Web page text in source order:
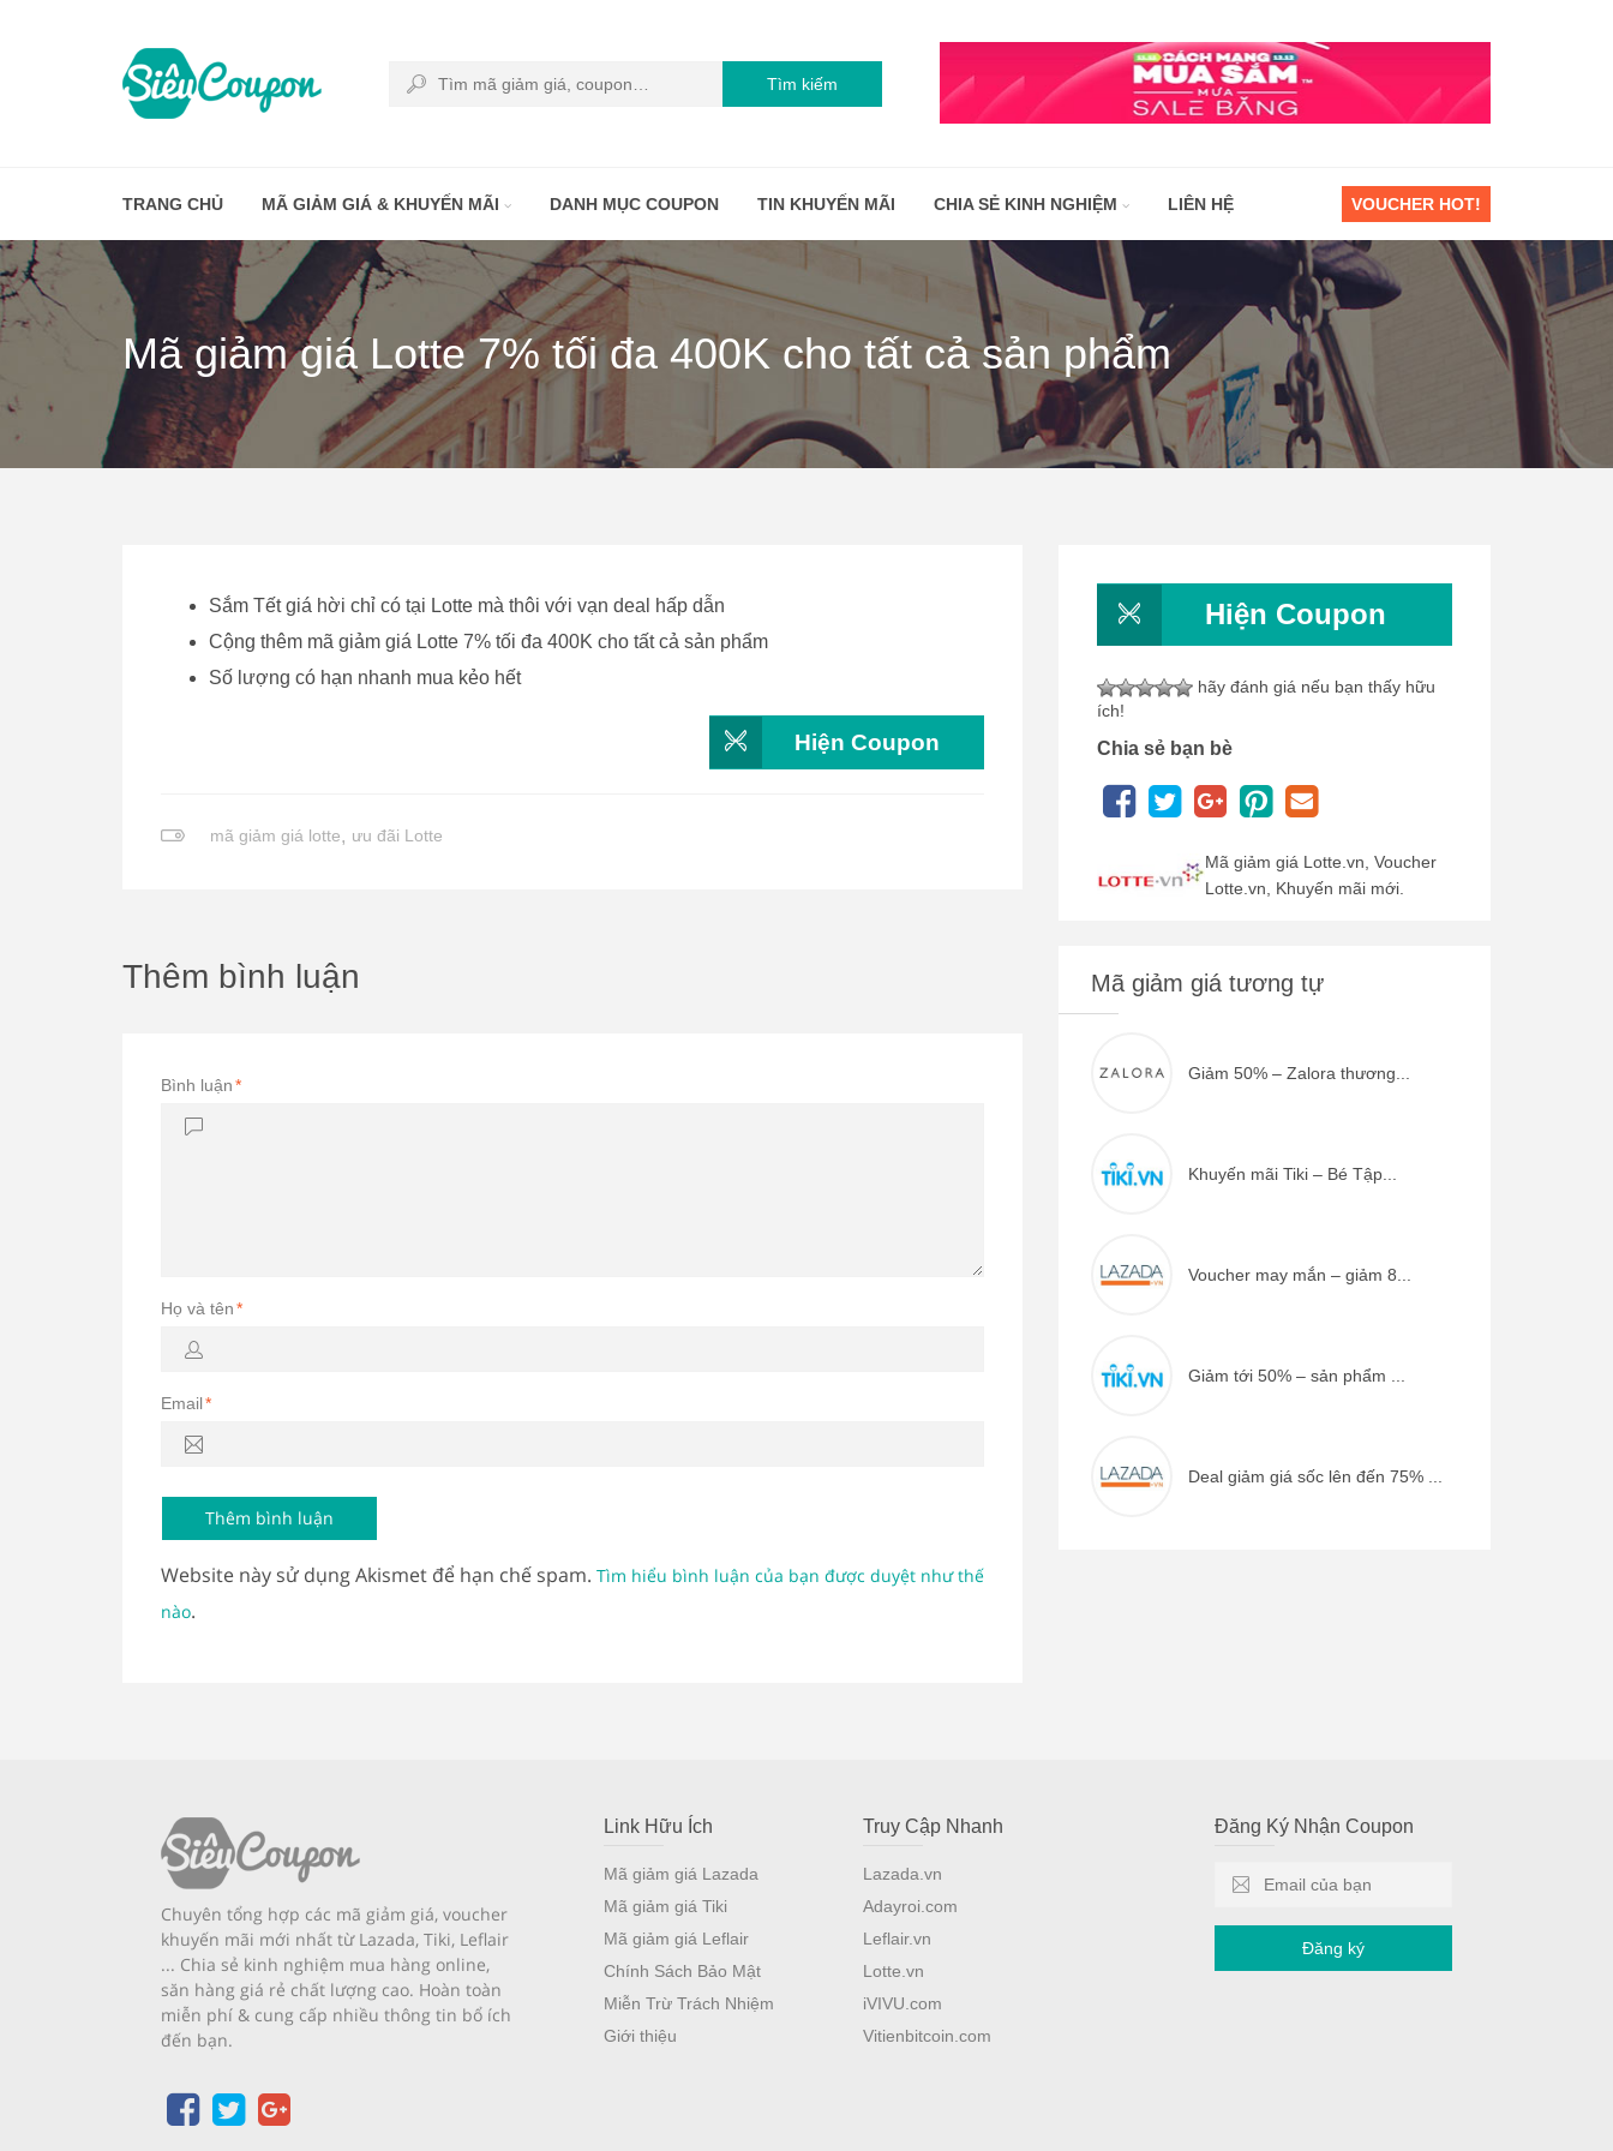
Tìm kiếm
TRANG CHỦ MÃ GIẢM GIÁ & KHUYẾN MÃI DANH MỤC COUPON TIN KHUYẾN MÃI CHIA SẺ KINH NGHIỆM LIÊN HỆ VOUCHER HOT!
Mã giảm giá Lotte 7% tối đa 400K cho tất cả sản phẩm
Sắm Tết giá hời chỉ có tại Lotte mà thôi với vạn deal hấp dẫn
Cộng thêm mã giảm giá Lotte 7% tối đa 400K cho tất cả sản phẩm
Số lượng có hạn nhanh mua kẻo hết
Hiện Coupon
mã giảm giá lotte, ưu đãi Lotte
Thêm bình luận
Bình luận*
Họ và tên*
Email*
Website này sử dụng Akismet để hạn chế spam. Tìm hiểu bình luận của bạn được duyệt như thế
nào.
Hiện Coupon
hãy đánh giá nếu bạn thấy hữu
ích!
Chia sẻ bạn bè
Mã giảm giá Lotte.vn, Voucher
Lotte.vn, Khuyến mãi mới.
Mã giảm giá tương tự
Giảm 50% – Zalora thương...
Khuyến mãi Tiki – Bé Tập...
Voucher may mắn – giảm 8...
Giảm tới 50% – sản phẩm ...
Deal giảm giá sốc lên đến 75% ...
Chuyên tổng hợp các mã giảm giá, voucher
khuyến mãi mới nhất từ Lazada, Tiki, Leflair
... Chia sẻ kinh nghiệm mua hàng online,
săn hàng giá rẻ chất lượng cao. Hoàn toàn
miễn phí & cung cấp nhiều thông tin bổ ích
đến bạn.
Link Hữu Ích
Mã giảm giá Lazada
Mã giảm giá Tiki
Mã giảm giá Leflair
Chính Sách Bảo Mật
Miễn Trừ Trách Nhiệm
Giới thiệu
Truy Cập Nhanh
Lazada.vn
Adayroi.com
Leflair.vn
Lotte.vn
iVIVU.com
Vitienbitcoin.com
Đăng Ký Nhận Coupon
Đăng ký